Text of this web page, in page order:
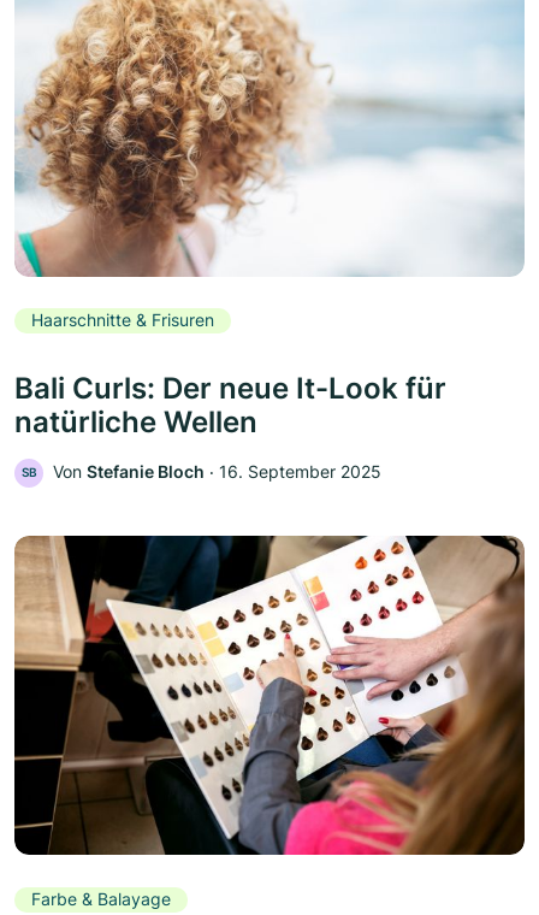
Haarschnitte & Frisuren
Bali Curls: Der neue It-Look für
natürliche Wellen
SB Von Stefanie Bloch ‧ 16. September 2025
Farbe & Balayage